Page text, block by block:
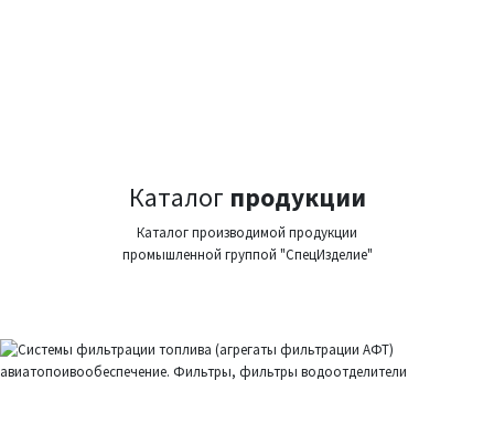
Каталог продукции
Каталог производимой продукции
промышленной группой "СпецИзделие"